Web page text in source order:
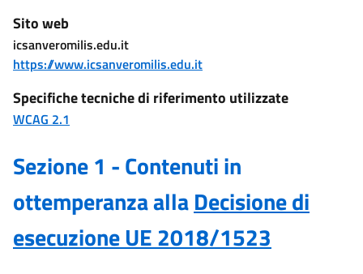
Sito web
icsanveromilis.edu.it
https://www.icsanveromilis.edu.it
Specifiche tecniche di riferimento utilizzate
WCAG 2.1
Sezione 1 - Contenuti in
ottemperanza allaDecisione di
esecuzione UE 2018/1523